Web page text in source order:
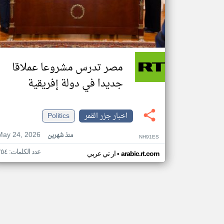
مصر تدرس مشروعا عملاقا
جديدا في دولة إفريقية
اخبار جزر القمر
Politics
24, 2026
منذ شهرين NH91ES
ار تي عربي• arabic.rt.com عدد الكلمات: ٢٥٤